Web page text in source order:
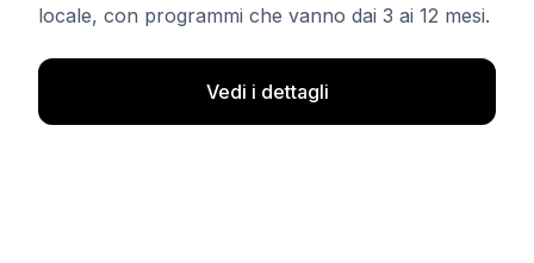
locale, con programmi che vanno dai 3 ai 12 mesi.
Vedi i dettagli